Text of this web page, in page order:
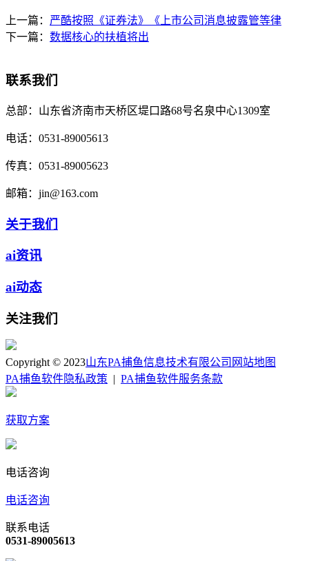
上一篇： 严酷按照《证券法》《上市公司消息披露管等律
下一篇： 数据核心的扶植将出
联系我们
总部： 山东省济南市天桥区堤口路68号名泉中心1309室
电话： 0531-89005613
传真： 0531-89005623
邮箱： jin@163.com
关于我们
ai资讯
ai动态
关注我们
Copyright © 2023山东PA捕鱼信息技术有限公司 网站地图
PA捕鱼软件隐私政策
PA捕鱼软件服务条款
获取方案
电话咨询
电话咨询
联系电话
0531-89005613